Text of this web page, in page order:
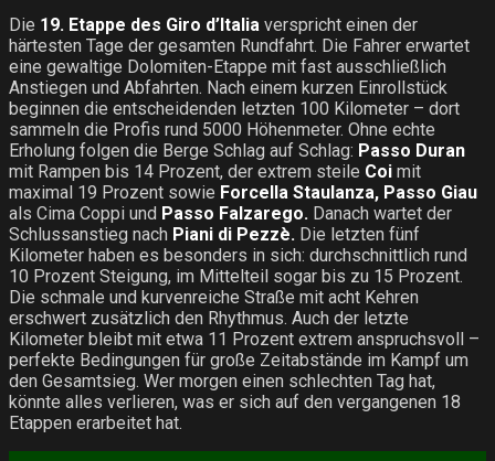
Die 19. Etappe des Giro d’Italia verspricht einen der
härtesten Tage der gesamten Rundfahrt. Die Fahrer erwartet
eine gewaltige Dolomiten-Etappe mit fast ausschließlich
Anstiegen und Abfahrten. Nach einem kurzen Einrollstück
beginnen die entscheidenden letzten 100 Kilometer – dort
sammeln die Profis rund 5000 Höhenmeter. Ohne echte
Erholung folgen die Berge Schlag auf Schlag: Passo Duran
mit Rampen bis 14 Prozent, der extrem steile Coi mit
maximal 19 Prozent sowie Forcella Staulanza, Passo Giau
als Cima Coppi und Passo Falzarego. Danach wartet der
Schlussanstieg nach Piani di Pezzè. Die letzten fünf
Kilometer haben es besonders in sich: durchschnittlich rund
10 Prozent Steigung, im Mittelteil sogar bis zu 15 Prozent.
Die schmale und kurvenreiche Straße mit acht Kehren
erschwert zusätzlich den Rhythmus. Auch der letzte
Kilometer bleibt mit etwa 11 Prozent extrem anspruchsvoll –
perfekte Bedingungen für große Zeitabstände im Kampf um
den Gesamtsieg. Wer morgen einen schlechten Tag hat,
könnte alles verlieren, was er sich auf den vergangenen 18
Etappen erarbeitet hat.